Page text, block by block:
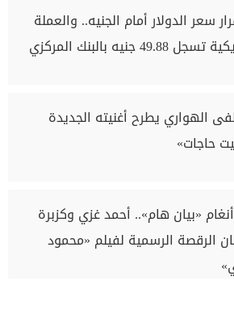
سعر الدولار أمام الجنيه.. والعملة
49.88 جنيه بالبنك المركزي
الهواري يطرح أغنيته الجديدة
حاجات»
«بيان هام».. أحمد غزي وكزبرة
الرقصة الرسمية لفيلم «محمود